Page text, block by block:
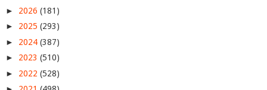
► 2026 (181)
► 2025 (293)
► 2024 (387)
► 2023 (510)
► 2022 (528)